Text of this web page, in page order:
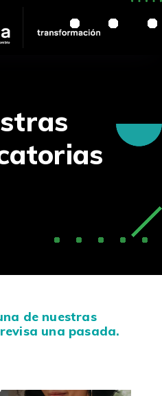
de nuestras
una pasada.